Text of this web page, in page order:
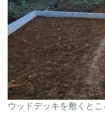
ウッドデッキを敷くと